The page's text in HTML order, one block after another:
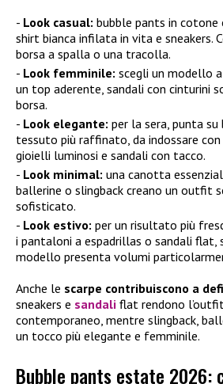
Look casual: bubble pants in cotone
shirt bianca infilata in vita e sneakers.
borsa a spalla o una tracolla.
Look femminile: scegli un modello
un top aderente, sandali con cinturini
borsa.
Look elegante: per la sera, punta
tessuto più raffinato, da indossare con
gioielli luminosi e sandali con tacco.
Look minimal: una canotta
ballerine o slingback creano un outfit
sofisticato.
Look estivo: per un risultato più
i pantaloni a espadrillas o sandali
modello presenta volumi
Anche le scarpe contribuiscono a
sneakers e sandali flat rendono
contemporaneo, mentre slingback,
un tocco più elegante e femminile.
Bubble pants estate 2026: